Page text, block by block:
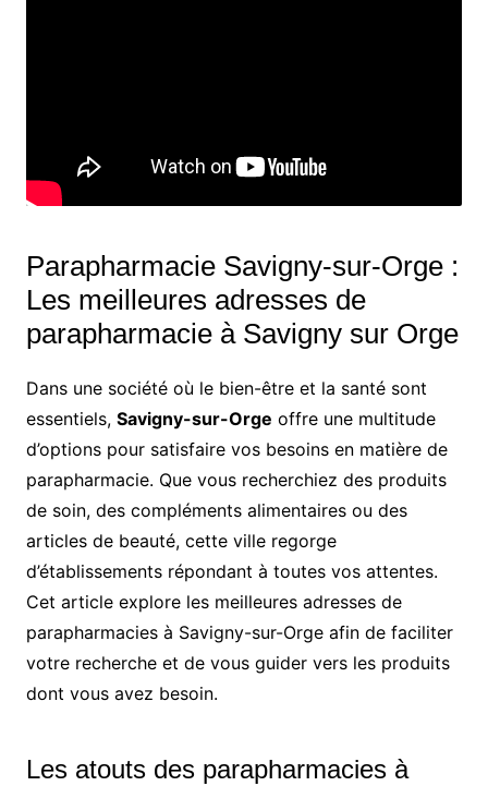
Parapharmacie Savigny-sur-Orge :
Les meilleures adresses de
parapharmacie à Savigny sur Orge
Dans une société où le bien-être et la santé sont
essentiels, Savigny-sur-Orge offre une multitude
d’options pour satisfaire vos besoins en matière de
parapharmacie. Que vous recherchiez des produits
de soin, des compléments alimentaires ou des
articles de beauté, cette ville regorge
d’établissements répondant à toutes vos attentes.
Cet article explore les meilleures adresses de
parapharmacies à Savigny-sur-Orge afin de faciliter
votre recherche et de vous guider vers les produits
dont vous avez besoin.
Les atouts des parapharmacies à